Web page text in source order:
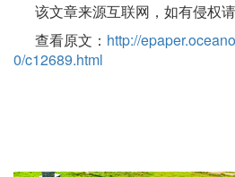
该文章来源互联网，如有侵权
查看原文： http://
0/c12689.html